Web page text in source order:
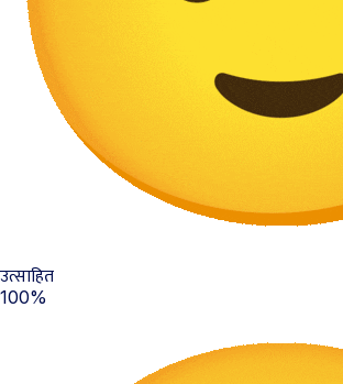
उत्साहित
100%